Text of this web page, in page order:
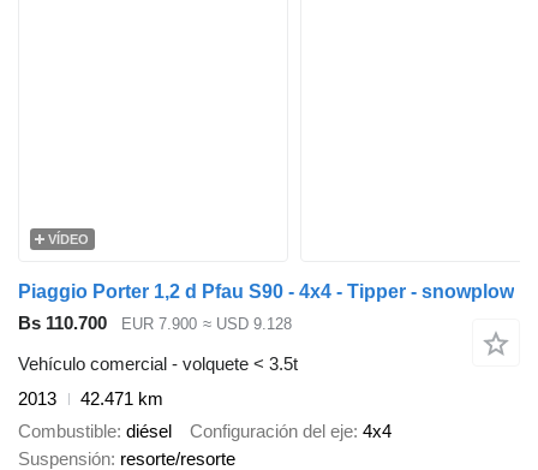
VÍDEO
Piaggio Porter 1,2 d Pfau S90 - 4x4 - Tipper - snowplow
Bs 110.700
EUR 7.900 ≈ USD 9.128
Vehículo comercial - volquete < 3.5t
2013
42.471 km
Combustible diésel Configuración del eje 4x4
Suspensión resorte/resorte